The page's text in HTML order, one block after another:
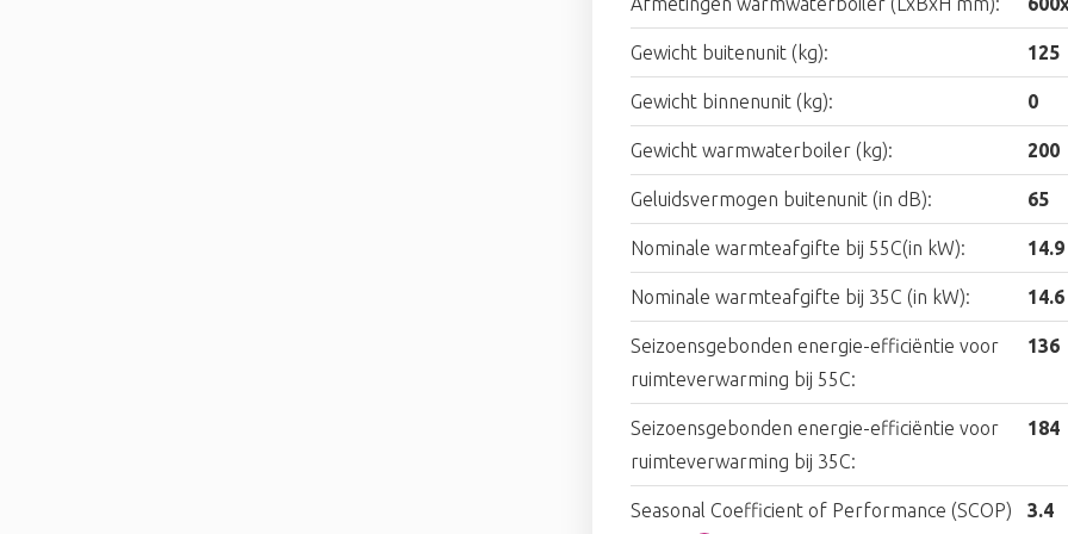
Gewicht buitenunit (kg): 125
Gewicht binnenunit (kg): 0
Gewicht warmwaterboiler (kg): 200
Geluidsvermogen buitenunit (in dB): 65
Nominale warmteafgifte bij 55C(in kW): 14.9
Nominale warmteafgifte bij 35C (in kW): 14.6
Seizoensgebonden energie-efficiëntie voor
ruimteverwarming bij 55C:
136
Seizoensgebonden energie-efficiëntie voor
ruimteverwarming bij 35C:
184
Seasonal Coefficient of Performance (SCOP)
3.4